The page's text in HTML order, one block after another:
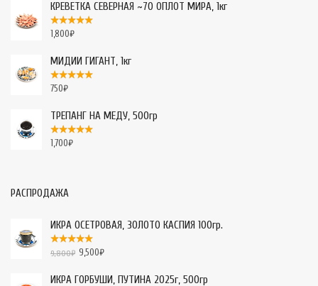
КРЕВЕТКА СЕВЕРНАЯ ~70 ОПЛОТ МИРА, 1кг
1,800₽
МИДИИ ГИГАНТ, 1кг
750₽
ТРЕПАНГ НА МЕДУ, 500гр
1,700₽
РАСПРОДАЖА
ИКРА ОСЕТРОВАЯ, ЗОЛОТО КАСПИЯ 100гр.
9,800₽ 9,500₽
ИКРА ГОРБУШИ, ПУТИНА 2025г, 500гр